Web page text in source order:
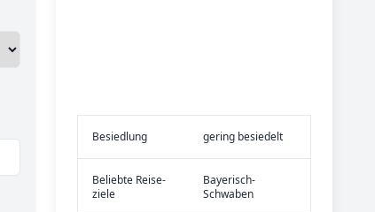
Be­sied­lung gering besiedelt
Be­lieb­te Rei­se­
zie­le
Bayerisch-
Schwaben